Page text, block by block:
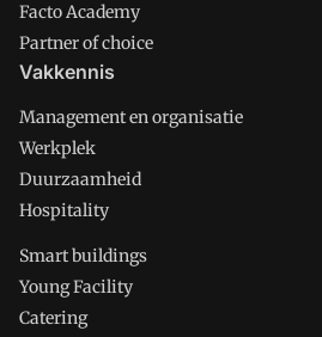
Facto Academy
Partner of choice
Vakkennis
Management en organisatie
Werkplek
Duurzaamheid
Hospitality
Smart buildings
Young Facility
Catering